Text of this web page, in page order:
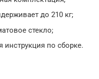
до 210 кг;
стекло;
инструкция по сборке.